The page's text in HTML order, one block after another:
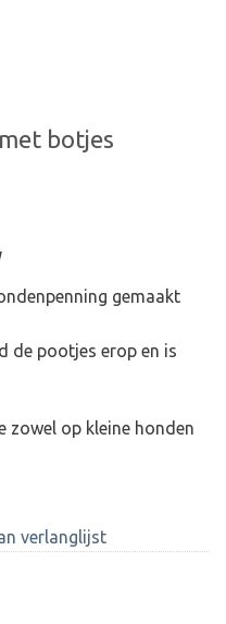
botjes
gemaakt
de pootjes erop en is
zowel op kleine honden
verlanglijst